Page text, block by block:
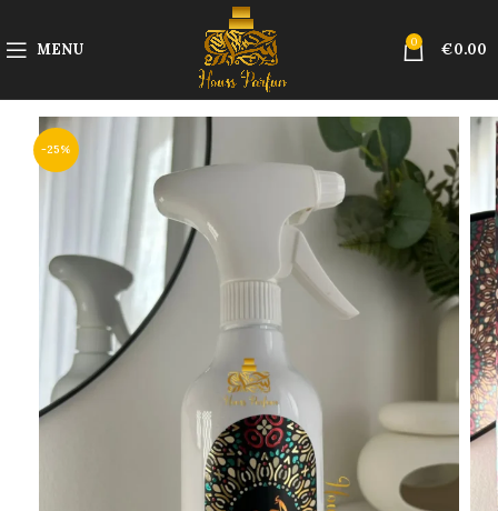
MENU 0 €0.00
-25%